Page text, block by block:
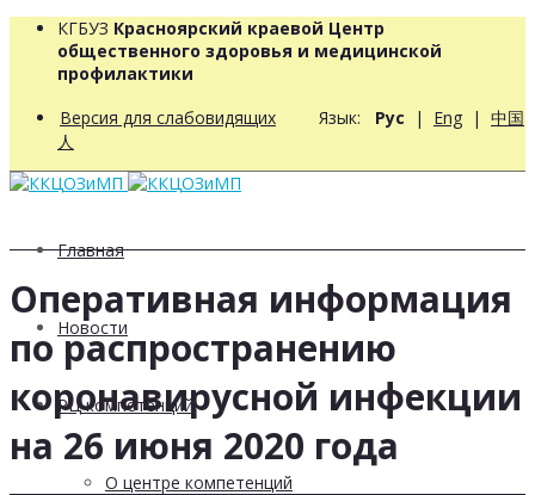
КГБУЗ Красноярский краевой Центр
общественного здоровья и медицинской
профилактики
Версия для слабовидящих Язык: Рус | Eng | 中国
人
Главная
Новости
РЦ компетенций
О центре компетенций
Оперативная информация
по распространению
коронавирусной инфекции
на 26 июня 2020 года